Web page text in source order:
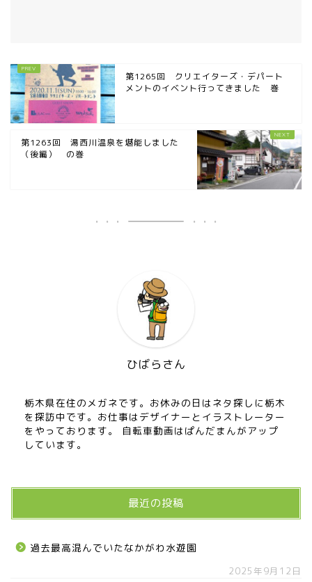
第1265回 クリエイターズ・デパート
メントのイベント行ってきました 巻
第1263回 湯西川温泉を堪能しました
（後編） の巻
ひばらさん
栃木県在住のメガネです。お休みの日はネタ探しに栃木
を探訪中です。お仕事はデザイナーとイラストレーター
をやっております。 自転車動画はぱんだまんがアップ
しています。
最近の投稿
過去最高混んでいたなかがわ水遊園
2025年9月12日